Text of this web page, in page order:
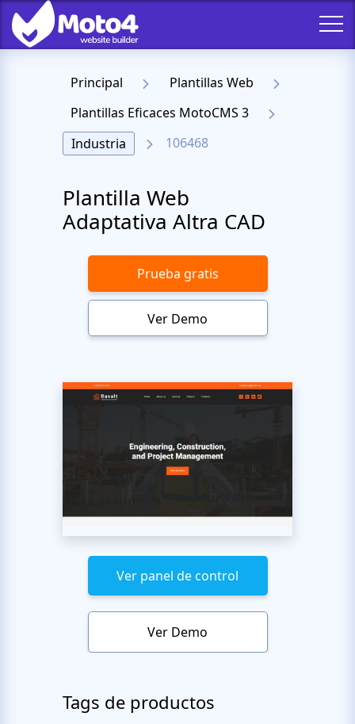
Principal
Plantillas Web
Plantillas Eficaces MotoCMS 3
Industria
106468
Plantilla Web
Adaptativa Altra CAD
Prueba gratis
Ver Demo
Ver panel de control
Ver Demo
Tags de productos